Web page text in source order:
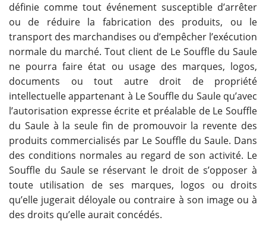
définie comme tout événement susceptible d’arrêter
ou de réduire la fabrication des produits, ou le
transport des marchandises ou d’empêcher l’exécution
normale du marché. Tout client de Le Souffle du Saule
ne pourra faire état ou usage des marques, logos,
documents ou tout autre droit de propriété
intellectuelle appartenant à Le Souffle du Saule qu’avec
l’autorisation expresse écrite et préalable de Le Souffle
du Saule à la seule fin de promouvoir la revente des
produits commercialisés par Le Souffle du Saule. Dans
des conditions normales au regard de son activité. Le
Souffle du Saule se réservant le droit de s’opposer à
toute utilisation de ses marques, logos ou droits
qu’elle jugerait déloyale ou contraire à son image ou à
des droits qu’elle aurait concédés.